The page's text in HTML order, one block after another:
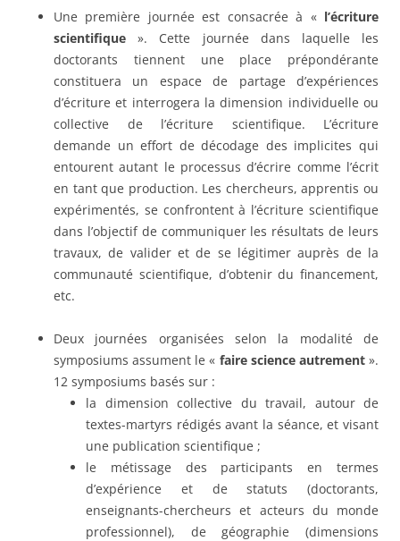
Une première journée est consacrée à « l’écriture
scientifique ». Cette journée dans laquelle les
doctorants tiennent une place prépondérante
constituera un espace de partage d’expériences
d’écriture et interrogera la dimension individuelle ou
collective de l’écriture scientifique. L’écriture
demande un effort de décodage des implicites qui
entourent autant le processus d’écrire comme l’écrit
en tant que production. Les chercheurs, apprentis ou
expérimentés, se confrontent à l’écriture scientifique
dans l’objectif de communiquer les résultats de leurs
travaux, de valider et de se légitimer auprès de la
communauté scientifique, d’obtenir du financement,
etc.
Deux journées organisées selon la modalité de
symposiums assument le « faire science autrement».
12 symposiums basés sur :
la dimension collective du travail, autour de
textes-martyrs rédigés avant la séance, et visant
une publication scientifique ;
le métissage des participants en termes
d’expérience et de statuts (doctorants,
enseignants-chercheurs et acteurs du monde
professionnel), de géographie (dimensions